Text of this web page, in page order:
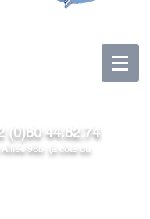
(0)80 44.82.74
98b (à côté du